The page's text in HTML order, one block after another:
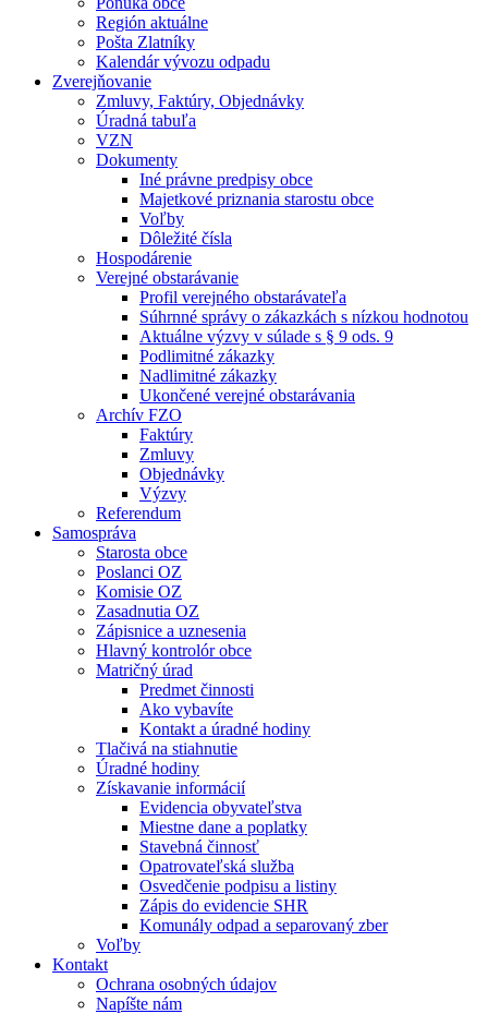
Región aktuálne
Pošta Zlatníky
Kalendár vývozu odpadu
Zverejňovanie
Zmluvy, Faktúry, Objednávky
Úradná tabuľa
VZN
Dokumenty
Iné právne predpisy obce
Majetkové priznania starostu obce
Voľby
Dôležité čísla
Hospodárenie
Verejné obstarávanie
Profil verejného obstarávateľa
Súhrnné správy o zákazkách s nízkou hodnotou
Aktuálne výzvy v súlade s § 9 ods. 9
Podlimitné zákazky
Nadlimitné zákazky
Ukončené verejné obstarávania
Archív FZO
Faktúry
Zmluvy
Objednávky
Výzvy
Referendum
Samospráva
Starosta obce
Poslanci OZ
Komisie OZ
Zasadnutia OZ
Zápisnice a uznesenia
Hlavný kontrolór obce
Matričný úrad
Predmet činnosti
Ako vybavíte
Kontakt a úradné hodiny
Tlačivá na stiahnutie
Úradné hodiny
Získavanie informácií
Evidencia obyvateľstva
Miestne dane a poplatky
Stavebná činnosť
Opatrovateľská služba
Osvedčenie podpisu a listiny
Zápis do evidencie SHR
Komunály odpad a separovaný zber
Voľby
Kontakt
Ochrana osobných údajov
Napíšte nám